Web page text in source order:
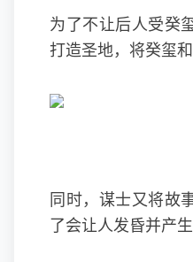
为了不让后人受癸
打造圣地，将癸玺
同时，谋士又将故
了会让人发昏并产